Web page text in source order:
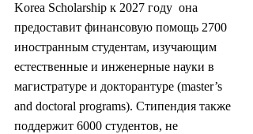
Korea Scholarship к 2027 году  она
предоставит финансовую помощь 2700
иностранным студентам, изучающим
естественные и инженерные науки в
магистратуре и докторантуре (master’s
and doctoral programs). Стипендия также
поддержит 6000 студентов, не